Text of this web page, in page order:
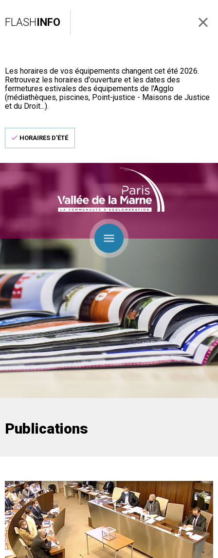
FLASHINFO
Les horaires de vos équipements changent cet été 2026.
Retrouvez les horaires d'ouverture et les dates des
fermetures estivales des équipements de l'Agglo
(médiathèques, piscines, Point-justice - Maisons de Justice
et du Droit...).
HORAIRES D'ÉTÉ
Publications